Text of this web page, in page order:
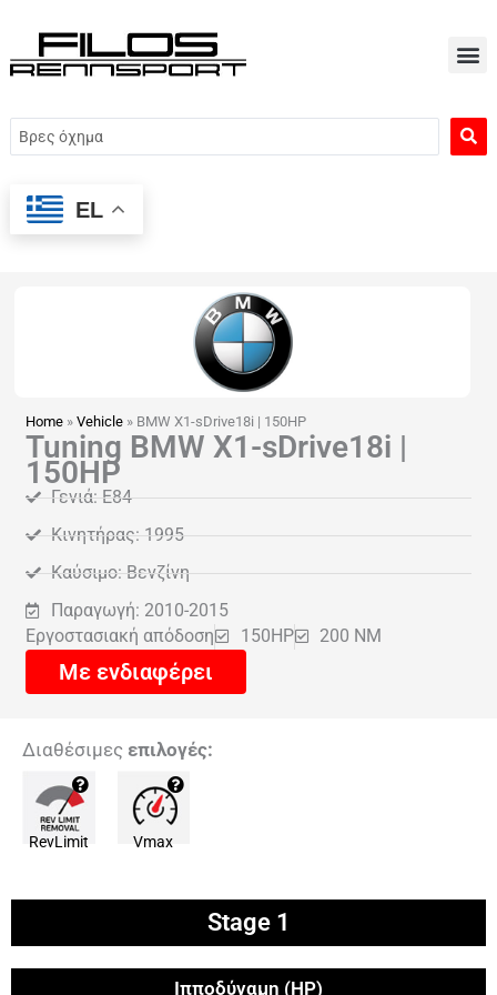
περιεχόμενο
Search
...
EL
Home »Vehicle » BMW X1-sDrive18i | 150HP
Tuning BMW X1-sDrive18i |
150HP
Γενιά: E84
Κινητήρας: 1995
Καύσιμο: Βενζίνη
Παραγωγή: 2010-2015
Εργοστασιακή απόδοση
150HP 200 NM
Με ενδιαφέρει
Διαθέσιμες επιλογές:
RevLimit Vmax
Stage 1
Ιπποδύναμη (HP)